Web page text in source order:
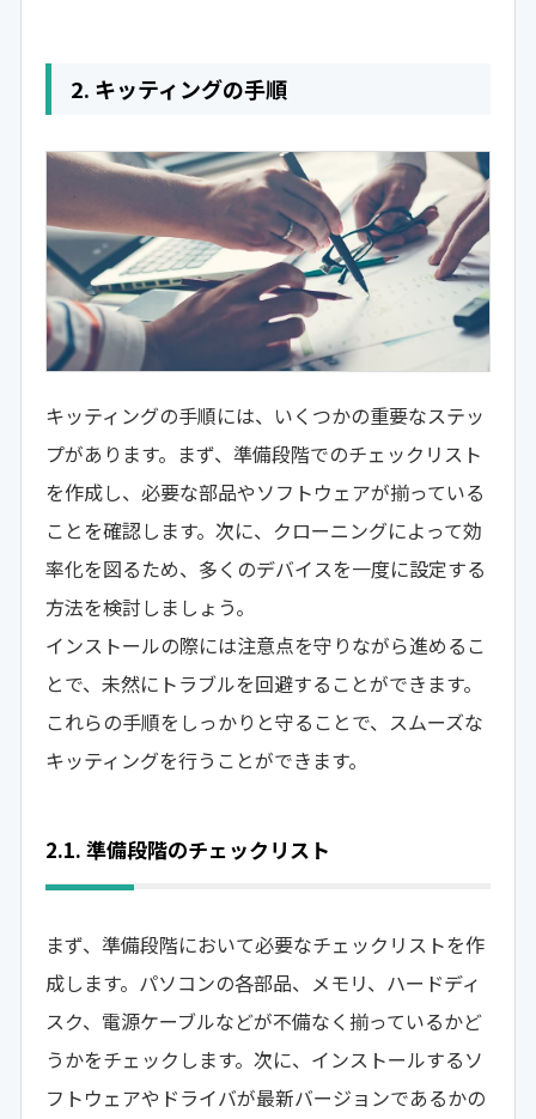
2. キッティングの手順
キッティングの手順には、いくつかの重要なステッ
プがあります。まず、準備段階でのチェックリスト
を作成し、必要な部品やソフトウェアが揃っている
ことを確認します。次に、クローニングによって効
率化を図るため、多くのデバイスを一度に設定する
方法を検討しましょう。
インストールの際には注意点を守りながら進めるこ
とで、未然にトラブルを回避することができます。
これらの手順をしっかりと守ることで、スムーズな
キッティングを行うことができます。
2.1. 準備段階のチェックリスト
まず、準備段階において必要なチェックリストを作
成します。パソコンの各部品、メモリ、ハードディ
スク、電源ケーブルなどが不備なく揃っているかど
うかをチェックします。次に、インストールするソ
フトウェアやドライバが最新バージョンであるかの